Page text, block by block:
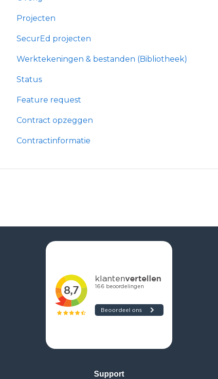
Projecten
SecurEd projecten
Werktekeningen & bestanden (Bibliotheek)
Status
Feature request
Contract opzeggen
Contractinformatie
Support